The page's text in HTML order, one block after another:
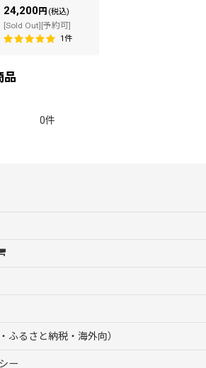
24,200円 (税込)
[Sold Out][予約可]
1件
品
0件
ふるさと納税・海外向）
ー